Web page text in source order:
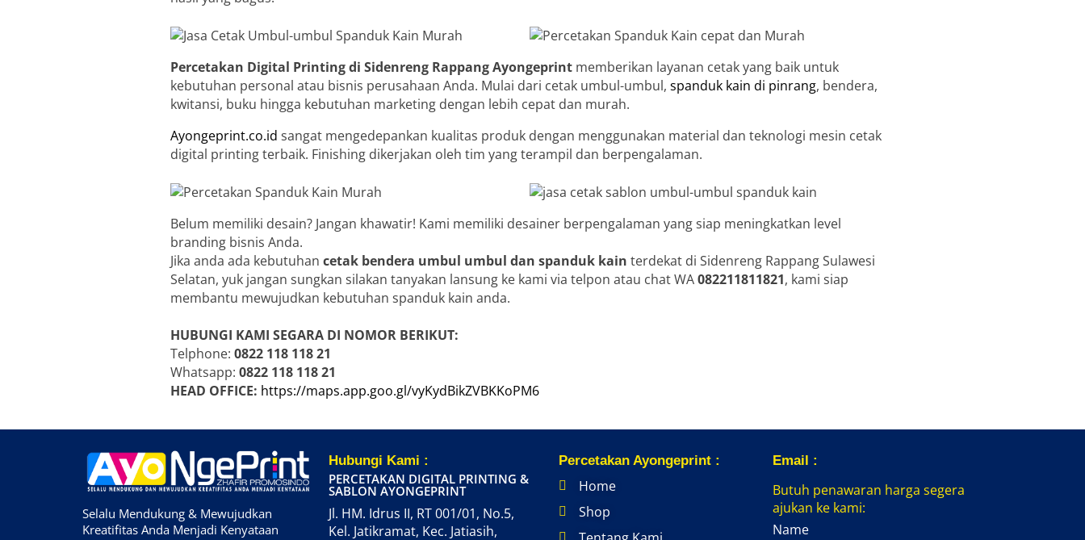
Percetakan Digital Printing di Sidenreng RappangAyongeprint memberikan layanan cetak yang baik untuk
kebutuhan personal atau bisnis perusahaan Anda. Mulai dari cetak umbul-umbul,spanduk kain di pinrang, bendera,
kwitansi, buku hingga kebutuhan marketing dengan lebih cepat dan murah.
Ayongeprint.co.id sangat mengedepankan kualitas produk dengan menggunakan material dan teknologi mesin cetak
digital printing terbaik. Finishing dikerjakan oleh tim yang terampil dan berpengalaman.
Belum memiliki desain? Jangan khawatir! Kami memiliki desainer berpengalaman yang siap meningkatkan level
branding bisnis Anda.
Jika anda ada kebutuhancetak bendera umbul umbul dan spanduk kain terdekat di Sidenreng Rappang Sulawesi
Selatan, yuk jangan sungkan silakan tanyakan lansung ke kami via telpon atau chat WA082211811821, kami siap
membantu mewujudkan kebutuhan spanduk kain anda.
HUBUNGI KAMI SEGARA DI NOMOR BERIKUT:
Telphone:0822 118 118 21
Whatsapp:0822 118 118 21
HEAD OFFICE: https://maps.app.goo.gl/vyKydBikZVBKKoPM6
Selalu Mendukung & Mewujudkan
Kreatifitas Anda Menjadi Kenyataan
Hubungi Kami :
PERCETAKAN DIGITAL PRINTING &
SABLON AYONGEPRINT
Jl. HM. Idrus II, RT 001/01, No.5,
Kel. Jatikramat, Kec. Jatiasih,
Percetakan Ayongeprint :
Home
Shop
Email :
Butuh penawaran harga segera
ajukan ke kami:
Name